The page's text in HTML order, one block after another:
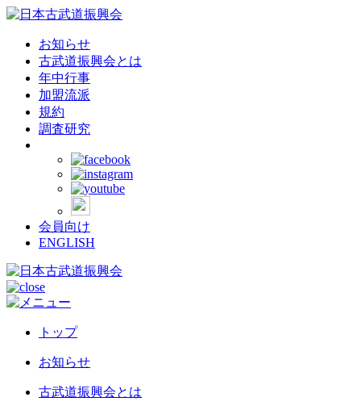
お知らせ
古武道振興会とは
年中行事
加盟流派
規約
調査研究
会員向け
ENGLISH
トップ
お知らせ
古武道振興会とは